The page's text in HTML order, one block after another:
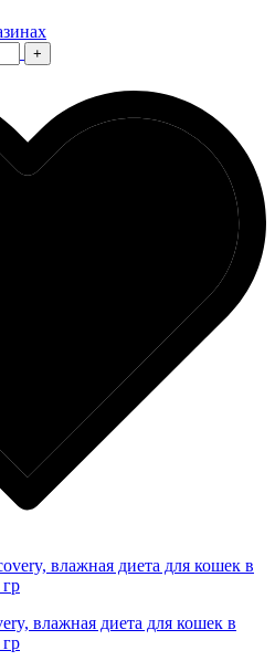
+
влажная диета для кошек в